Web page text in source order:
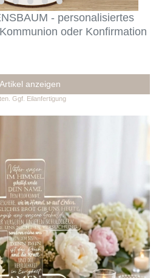
- personalisiertes
oder Konfirmation
Artikel anzeigen
Ggf. Eilanfertigung